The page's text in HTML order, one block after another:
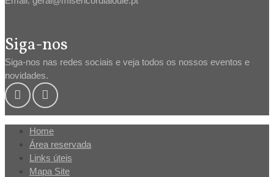
Siga-nos
Siga-nos nas redes sociais e veja todos os nossos eventos e
novidades.
Home
Área reservada
Links úteis
Mapa Site